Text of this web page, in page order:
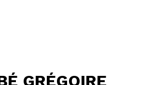
GRÉGOIRE